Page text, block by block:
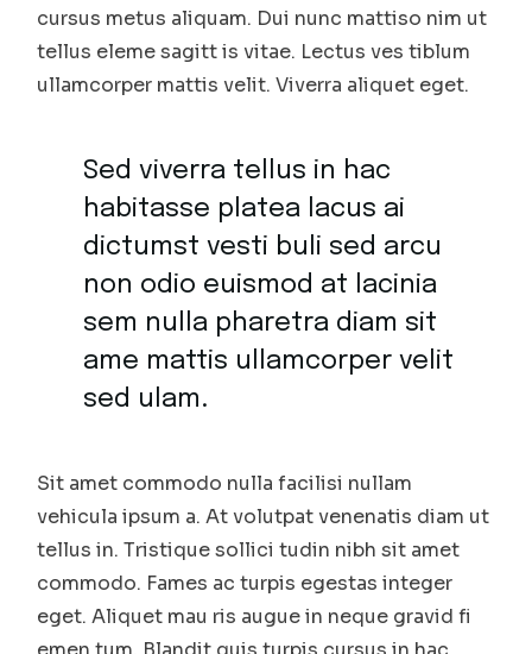
cursus metus aliquam. Dui nunc mattiso nim ut
tellus eleme sagitt is vitae. Lectus ves tiblum
ullamcorper mattis velit. Viverra aliquet eget.
Sed viverra tellus in hac
habitasse platea lacus ai
dictumst vesti buli sed arcu
non odio euismod at lacinia
sem nulla pharetra diam sit
ame mattis ullamcorper velit
sed ulam.
Sit amet commodo nulla facilisi nullam
vehicula ipsum a. At volutpat venenatis diam ut
tellus in. Tristique sollici tudin nibh sit amet
commodo. Fames ac turpis egestas integer
eget. Aliquet mau ris augue in neque gravid fi